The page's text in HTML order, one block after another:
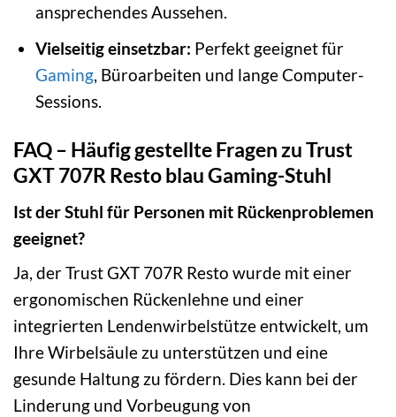
ansprechendes Aussehen.
Vielseitig einsetzbar: Perfekt geeignet für
Gaming, Büroarbeiten und lange Computer-
Sessions.
FAQ – Häufig gestellte Fragen zu Trust
GXT 707R Resto blau Gaming-Stuhl
Ist der Stuhl für Personen mit Rückenproblemen
geeignet?
Ja, der Trust GXT 707R Resto wurde mit einer
ergonomischen Rückenlehne und einer
integrierten Lendenwirbelstütze entwickelt, um
Ihre Wirbelsäule zu unterstützen und eine
gesunde Haltung zu fördern. Dies kann bei der
Linderung und Vorbeugung von